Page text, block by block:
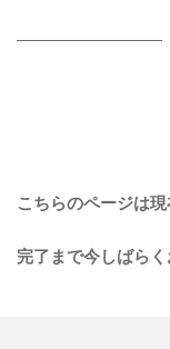
こちらのページは
完了まで今しばらく